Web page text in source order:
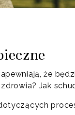
że
Jak